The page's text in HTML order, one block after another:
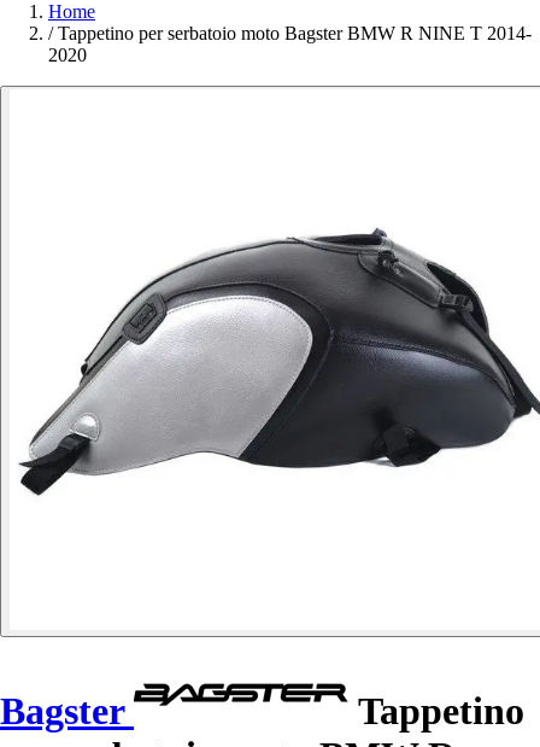
Home
/ Tappetino per serbatoio moto Bagster BMW R NINE T 2014-
2020
Bagster
Tappetino